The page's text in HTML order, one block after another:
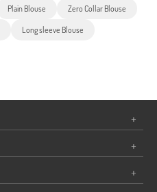
Plain Blouse Zero Collar Blouse
Long sleeve Blouse
+
+
+